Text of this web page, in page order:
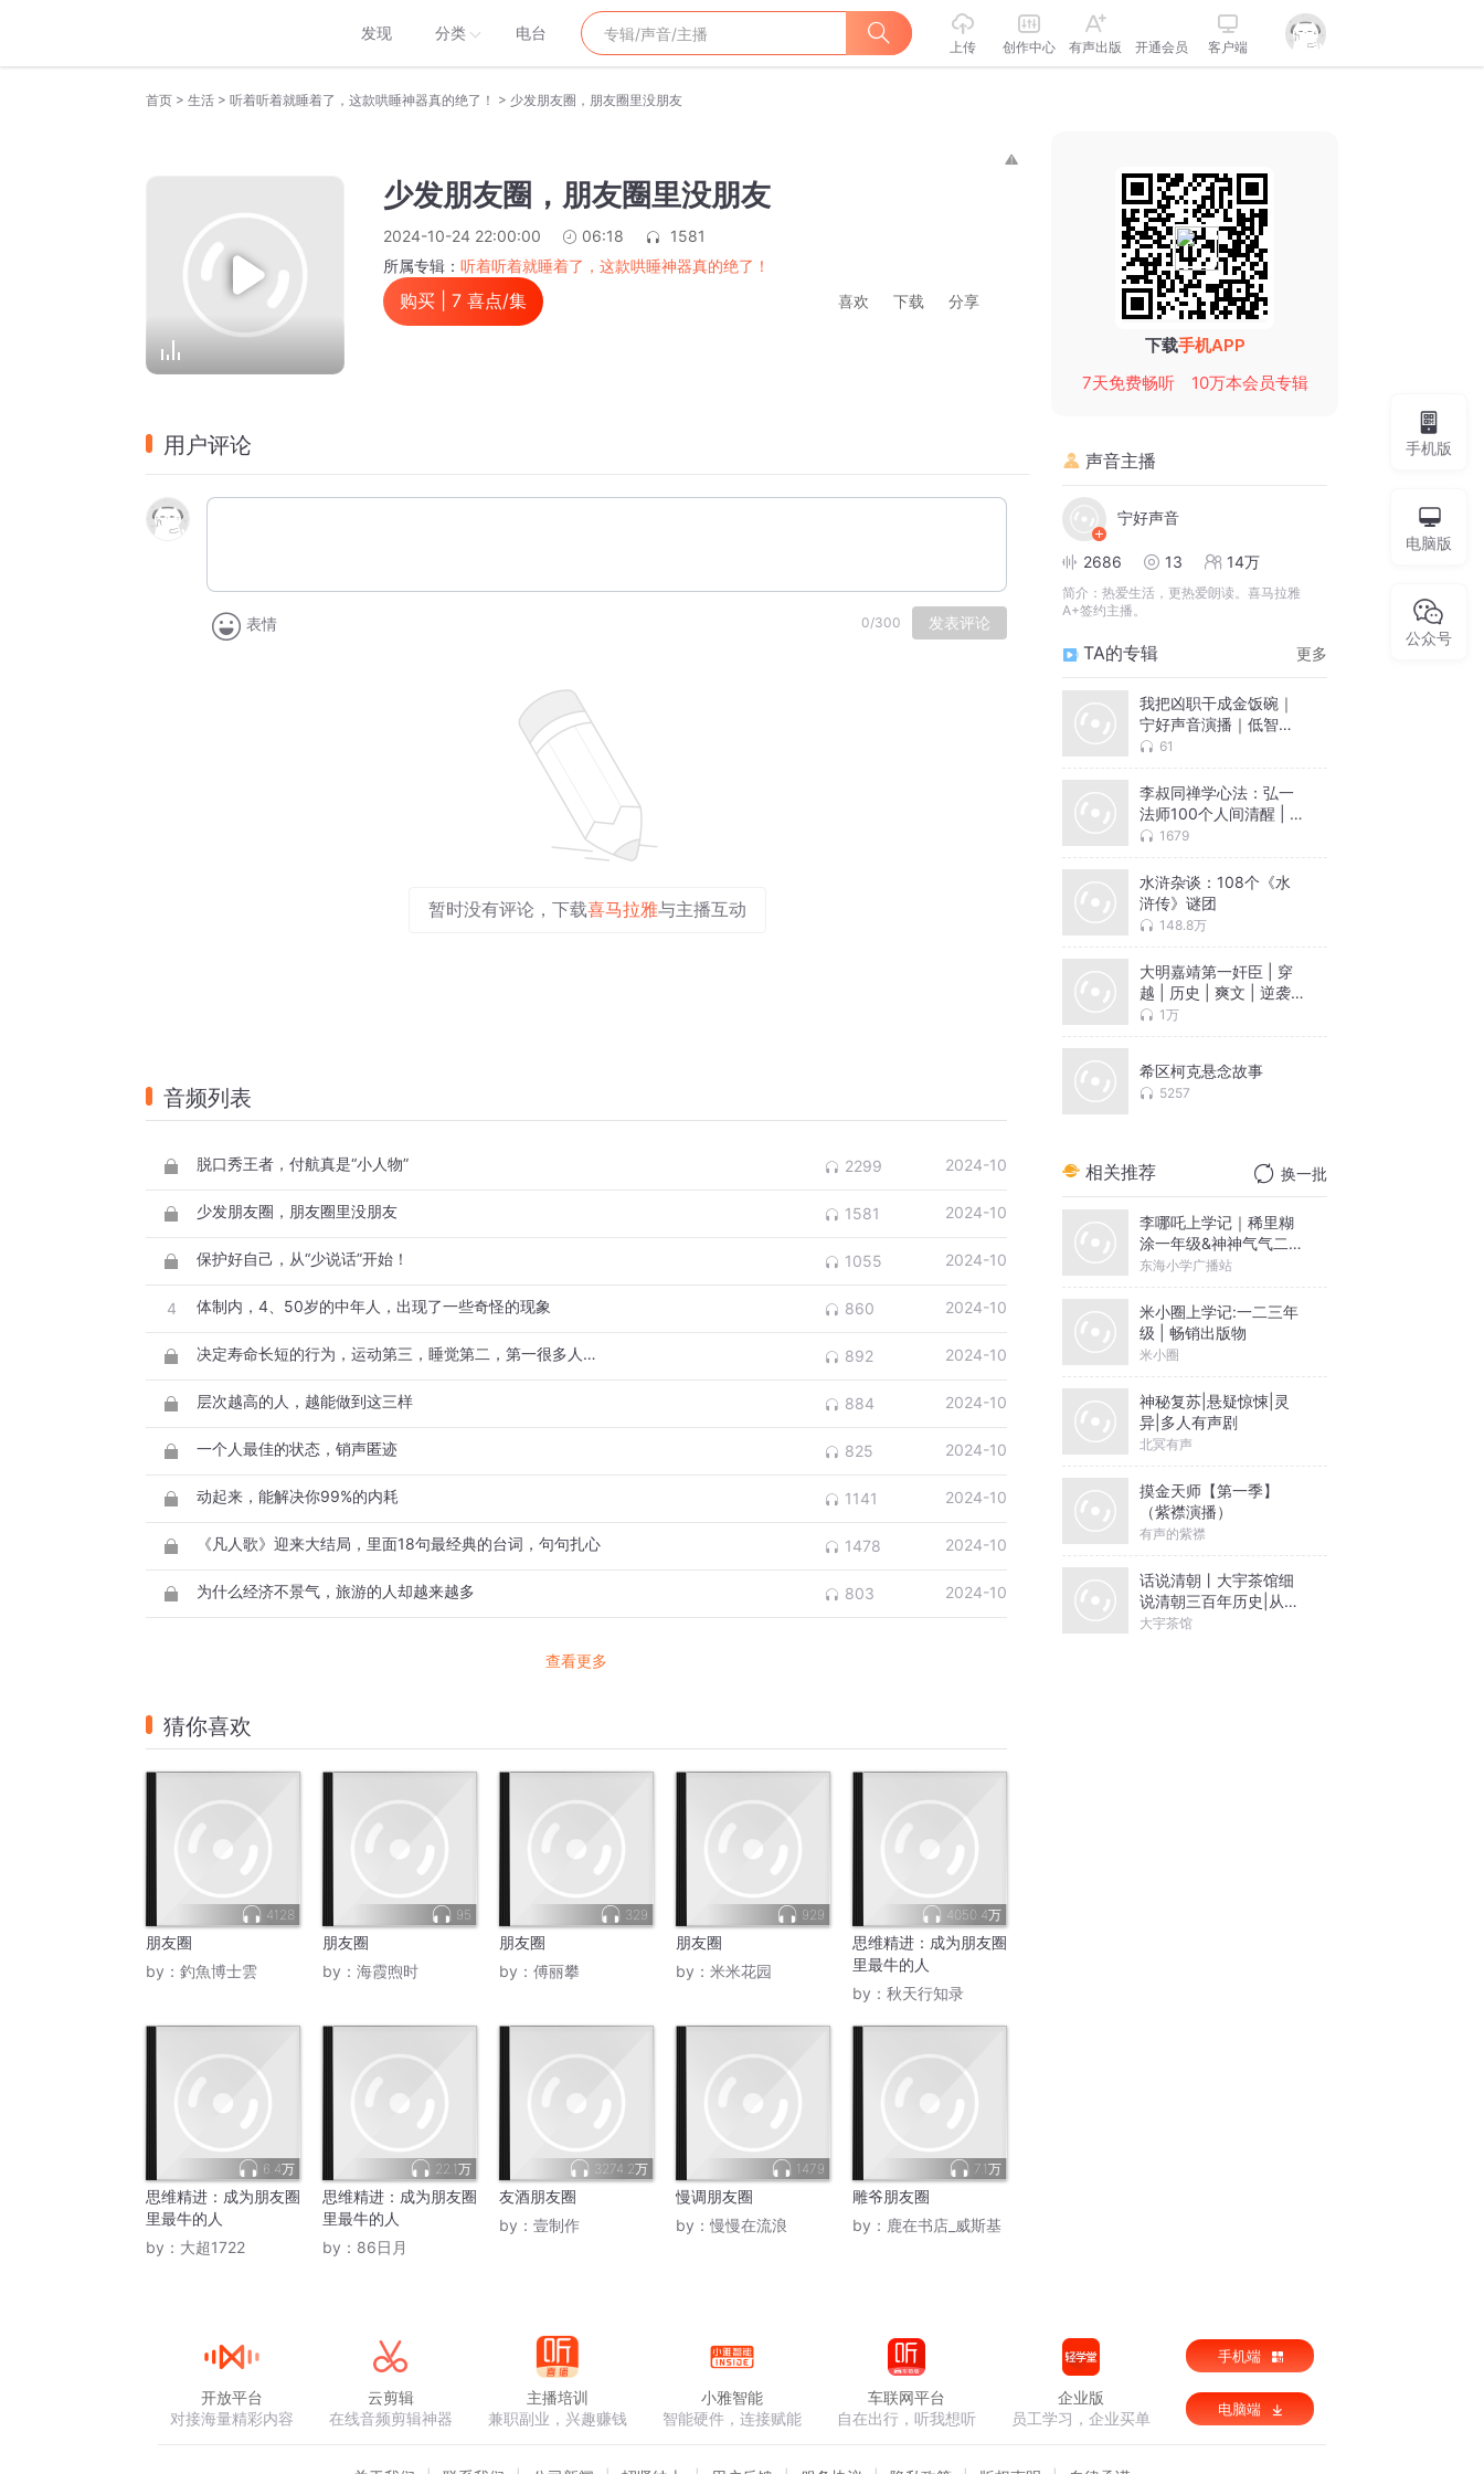
发现 分类 电台
上传 创作中心 有声出版 开通会员 客户端
首页 > 生活 > 听着听着就睡着了，这款哄睡神器真的绝了！ > 少发朋友圈，朋友圈里没朋友
少发朋友圈，朋友圈里没朋友
2024-10-24 22:00:00 06:18
1581
所属专辑： 听着听着就睡着了，这款哄睡神器真的绝了！
购买 | 7 喜点/集 喜欢 下载 分享
用户评论
表情 0/300 发表评论
暂时没有评论，下载喜马拉雅与主播互动
音频列表
脱口秀王者，付航真是“小人物” 2299 2024-10
少发朋友圈，朋友圈里没朋友 1581 2024-10
保护好自己，从“少说话”开始！ 1055 2024-10
4 体制内，4、50岁的中年人，出现了一些奇怪的现象 860 2024-10
决定寿命长短的行为，运动第三，睡觉第二，第一很多人做不到 892 2024-10
层次越高的人，越能做到这三样 884 2024-10
一个人最佳的状态，销声匿迹 825 2024-10
动起来，能解决你99%的内耗 1141 2024-10
《凡人歌》迎来大结局，里面18句最经典的台词，句句扎心 1478 2024-10
为什么经济不景气，旅游的人却越来越多 803 2024-10
查看更多
猜你喜欢
4128
朋友圈
by： 釣魚博士雲
95
朋友圈
by： 海霞煦时
329
朋友圈
by： 傅丽攀
929
朋友圈
by： 米米花园
4050.4万
思维精进：成为朋友圈
里最牛的人
by： 秋天行知录
6.4万
思维精进：成为朋友圈
里最牛的人
by： 大超1722
22.1万
思维精进：成为朋友圈
里最牛的人
by： 86日月
3274.2万
友酒朋友圈
by： 壹制作
1479
慢调朋友圈
by：慢慢在流浪
7.1万
雕爷朋友圈
by： 鹿在书店_威斯基
下载手机APP
7天免费畅听
10万本会员专辑
声音主播
宁好声音
2686 13 14万
简介： 热爱生活，更热爱朗读。喜马拉雅
A+签约主播。
TA的专辑 更多
我把凶职干成金饭碗｜
宁好声音演播｜低智商
犯罪
61
李叔同禅学心法：弘一
法师100个人间清醒 | 宁
好声音演播
1679
水浒杂谈：108个《水
浒传》谜团
148.8万
大明嘉靖第一奸臣 | 穿
越 | 历史 | 爽文 | 逆袭 |
热血 | 智商在线
1万
希区柯克悬念故事
5257
相关推荐 换一批
李哪吒上学记｜稀里糊
涂一年级&神神气气二年
级
东海小学广播站
米小圈上学记:一二三年
级 | 畅销出版物
米小圈
神秘复苏|悬疑惊悚|灵
异|多人有声剧
北冥有声
摸金天师【第一季】
（紫襟演播）
有声的紫襟
话说清朝丨大宇茶馆细
说清朝三百年历史|从努
尔哈赤到末代皇帝溥仪|
大宇茶馆
手机版
电脑版
公众号
开放平台
对接海量精彩内容
云剪辑
在线音频剪辑神器
主播培训
兼职副业，兴趣赚钱
小雅智能
智能硬件，连接赋能
车联网平台
自在出行，听我想听
企业版
员工学习，企业买单
手机端
电脑端